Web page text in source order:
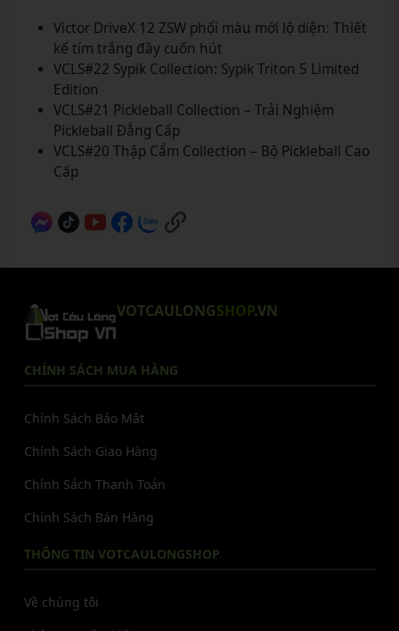
Victor DriveX 12 ZSW phối màu mới lộ diện: Thiết
kế tím trắng đầy cuốn hút
VCLS#22 Sypik Collection: Sypik Triton 5 Limited
Edition
VCLS#21 Pickleball Collection – Trải Nghiệm
Pickleball Đẳng Cấp
VCLS#20 Thập Cẩm Collection – Bộ Pickleball Cao
Cấp
VOTCAULONGSHOP.VN
CHÍNH SÁCH MUA HÀNG
Chính Sách Bảo Mật
Chính Sách Giao Hàng
Chính Sách Thanh Toán
Chính Sách Bán Hàng
THÔNG TIN VOTCAULONGSHOP
Về chúng tôi